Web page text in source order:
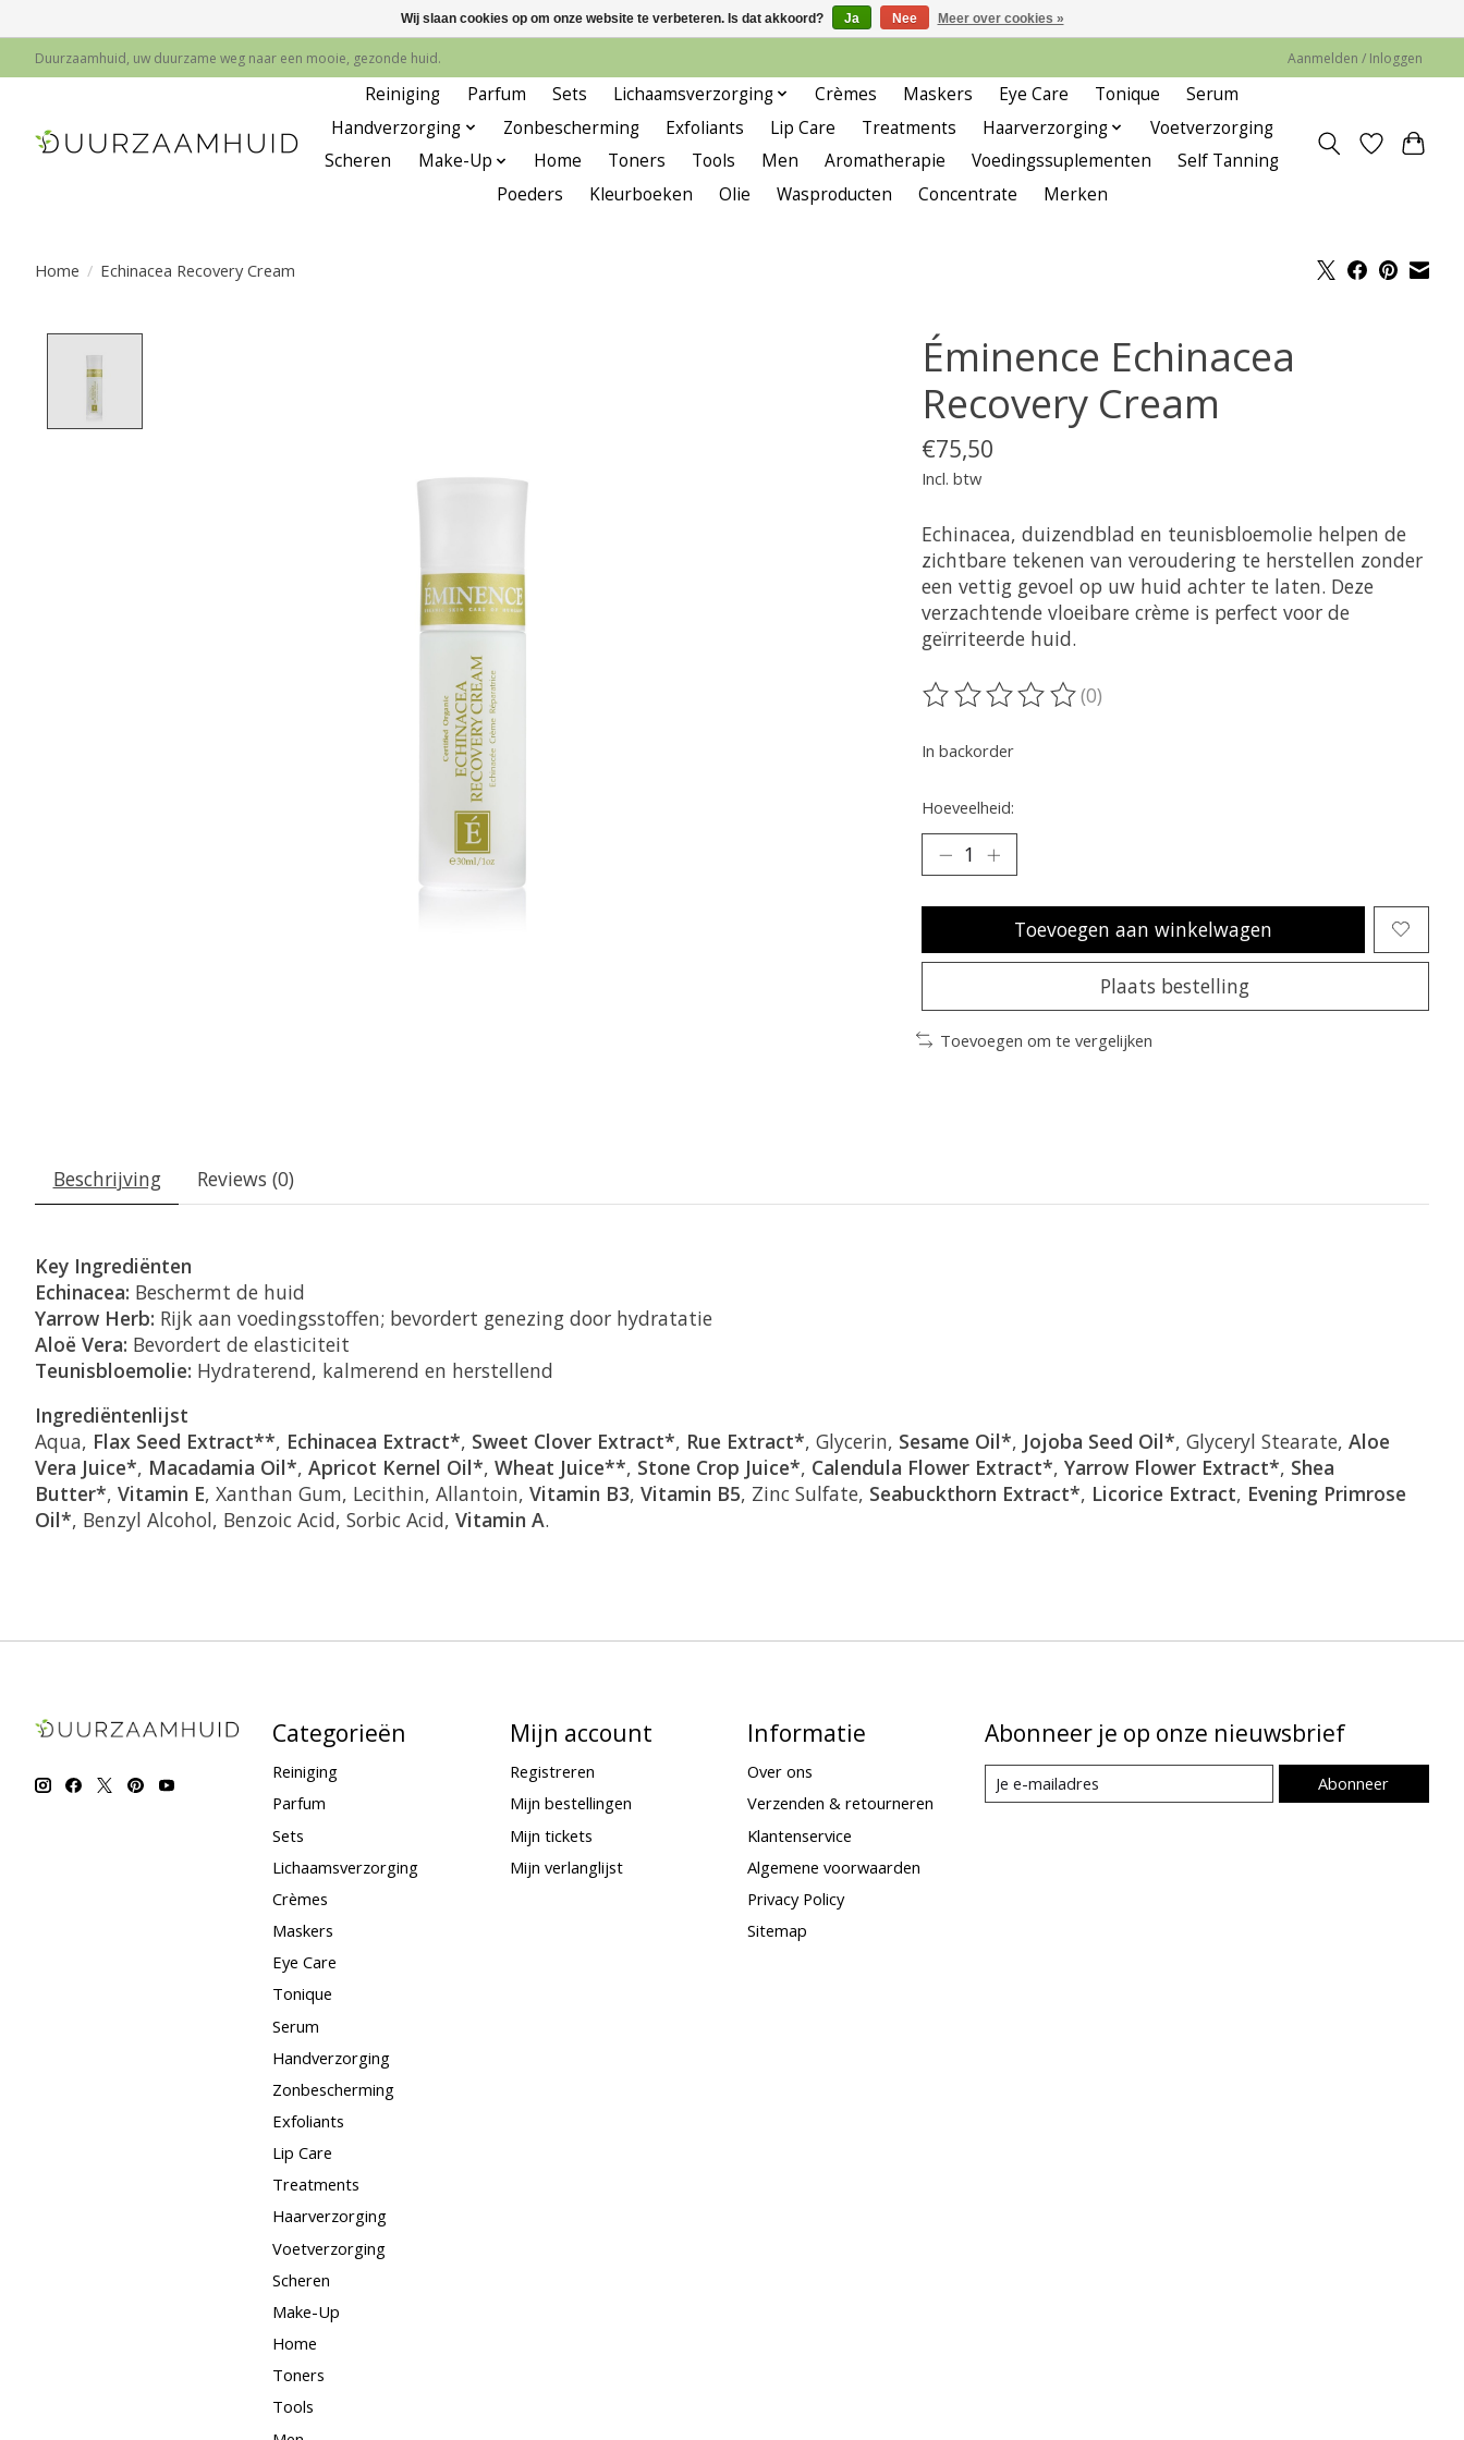
Duurzaamhuid, uw duurzame weg naar een mooie, gezonde huid. Aanmelden / Inloggen
Reiniging Parfum Sets Lichaamsverzorging Crèmes Maskers Eye Care Tonique
Serum
Handverzorging
Zonbescherming Exfoliants Lip Care Treatments Haarverzorging
Voetverzorging
Scheren
Make-Up Home Toners Tools Men Aromatherapie Voedingssuplementen
Self Tanning
Poeders
Kleurboeken Olie Wasproducten Concentrate Merken
Home / Echinacea Recovery Cream
Éminence Echinacea
Recovery Cream
€75,50
Incl. btw
Echinacea, duizendblad en teunisbloemolie helpen de
zichtbare tekenen van veroudering te herstellen zonder
een vettig gevoel op uw huid achter te laten. Deze
verzachtende vloeibare crème is perfect voor de
geïrriteerde huid.
De beoordeling van dit product is
(0)
In backorder
Hoeveelheid:
Toevoegen aan winkelwagen
Plaats bestelling
Toevoegen om te vergelijken
Beschrijving Reviews (0)
Key Ingrediënten
Echinacea: Beschermt de huid
Yarrow Herb: Rijk aan voedingsstoffen; bevordert genezing door hydratatie
Aloë Vera: Bevordert de elasticiteit
Teunisbloemolie: Hydraterend, kalmerend en herstellend
Ingrediëntenlijst
Aqua, Flax Seed Extract**, Echinacea Extract*, Sweet Clover Extract*, Rue Extract*, Glycerin, Sesame Oil*, Jojoba Seed Oil*, Glyceryl Stearate, Aloe
Vera Juice*, Macadamia Oil*, Apricot Kernel Oil*, Wheat Juice**, Stone Crop Juice*, Calendula Flower Extract*, Yarrow Flower Extract*, Shea
Butter*, Vitamin E, Xanthan Gum, Lecithin, Allantoin, Vitamin B3, Vitamin B5, Zinc Sulfate, Seabuckthorn Extract*, Licorice Extract, Evening Primrose
Oil*, Benzyl Alcohol, Benzoic Acid, Sorbic Acid, Vitamin A.
Categorieën
Reiniging
Parfum
Sets
Lichaamsverzorging
Crèmes
Maskers
Eye Care
Tonique
Serum
Handverzorging
Zonbescherming
Exfoliants
Lip Care
Treatments
Haarverzorging
Voetverzorging
Scheren
Make-Up
Home
Toners
Tools
Mijn account
Registreren
Mijn bestellingen
Mijn tickets
Mijn verlanglijst
Informatie
Over ons
Verzenden & retourneren
Klantenservice
Algemene voorwaarden
Privacy Policy
Sitemap
Abonneer je op onze nieuwsbrief
Abonneer
Wij slaan cookies op om onze website te verbeteren. Is dat akkoord? Ja Nee Meer over cookies »